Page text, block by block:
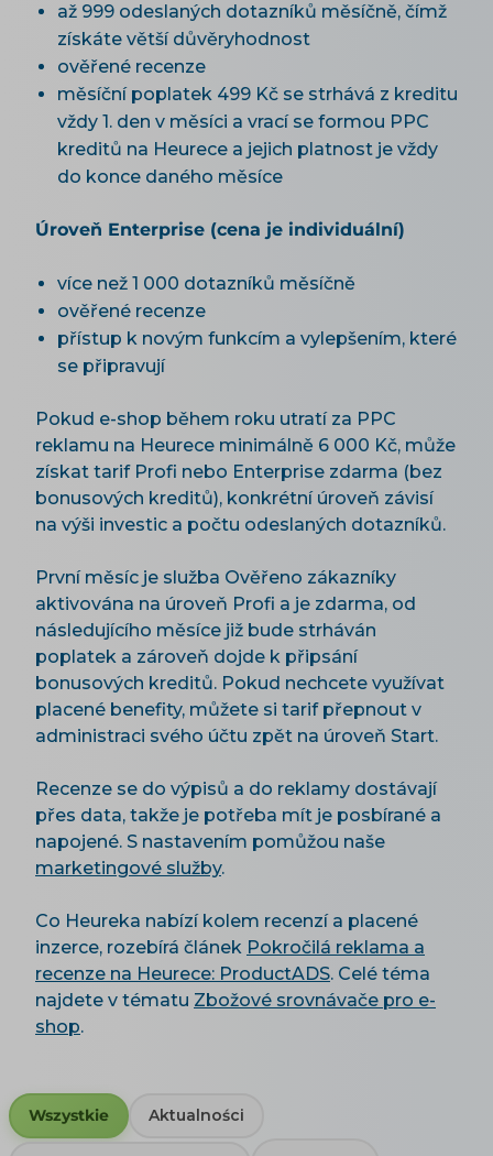
až 999 odeslaných dotazníků měsíčně, čímž
získáte větší důvěryhodnost
ověřené recenze
měsíční poplatek 499 Kč se strhává z kreditu
vždy 1. den v měsíci a vrací se formou PPC
kreditů na Heurece a jejich platnost je vždy
do konce daného měsíce
Úroveň Enterprise (cena je individuální)
více než 1 000 dotazníků měsíčně
ověřené recenze
přístup k novým funkcím a vylepšením, které
se připravují
Pokud e-shop během roku utratí za PPC
reklamu na Heurece minimálně 6 000 Kč, může
získat tarif Profi nebo Enterprise zdarma (bez
bonusových kreditů), konkrétní úroveň závisí
na výši investic a počtu odeslaných dotazníků.
První měsíc je služba Ověřeno zákazníky
aktivována na úroveň Profi a je zdarma, od
následujícího měsíce již bude strháván
poplatek a zároveň dojde k připsání
bonusových kreditů. Pokud nechcete využívat
placené benefity, můžete si tarif přepnout v
administraci svého účtu zpět na úroveň Start.
Recenze se do výpisů a do reklamy dostávají
přes data, takže je potřeba mít je posbírané a
napojené. S nastavením pomůžou naše
marketingové služby.
Co Heureka nabízí kolem recenzí a placené
inzerce, rozebírá článek Pokročilá reklama a
recenze na Heurece: ProductADS. Celé téma
najdete v tématu Zbožové srovnávače pro e-
shop.
Wszystkie Aktualności